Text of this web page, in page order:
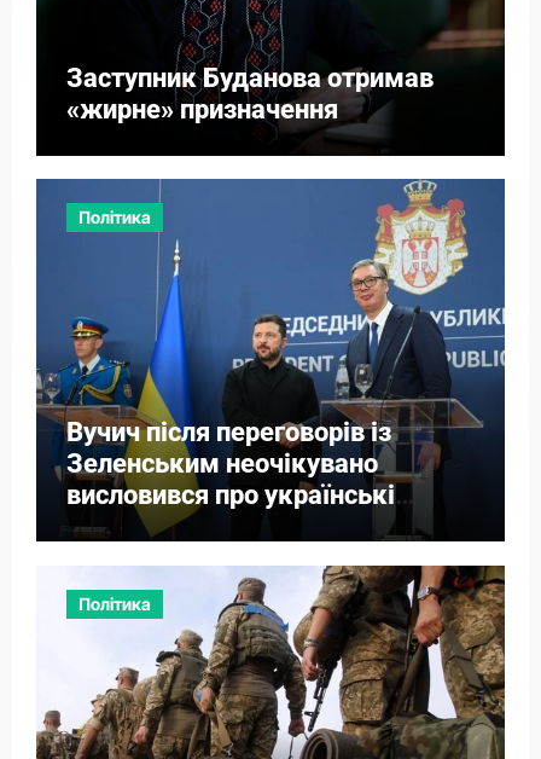
Заступник Буданова отримав
«жирне» призначення
Політика
Вучич після переговорів із
Зеленським неочікувано
висловився про українські
території
Політика